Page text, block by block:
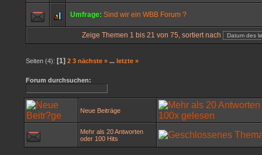
Umfrage: Sind wir ein WBB Forum ?
Zeige Themen 1 bis 21 von 75, sortiert nach
Seiten (4): [1] 2 3 nächste » ... letzte »
Forum durchsuchen:
Neue Beiträge
Mehr als 20 Antworten
oder 100 Hits